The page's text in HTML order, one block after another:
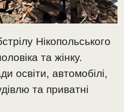
Нікопольського
та жінку.
освіти, автомобілі,
та приватні